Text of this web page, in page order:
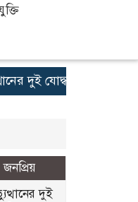
দুই যোদ্ধাকে অটোরিকশা-
জনপ্রিয়
দুই